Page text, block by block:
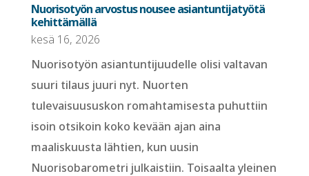
Nuorisotyön arvostus nousee asiantuntijatyötä
kehittämällä
kesä 16, 2026
Nuorisotyön asiantuntijuudelle olisi valtavan
suuri tilaus juuri nyt. Nuorten
tulevaisuususkon romahtamisesta puhuttiin
isoin otsikoin koko kevään ajan aina
maaliskuusta lähtien, kun uusin
Nuorisobarometri julkaistiin. Toisaalta yleinen